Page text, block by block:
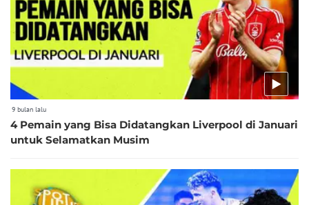
9 bulan lalu
4 Pemain yang Bisa Didatangkan Liverpool di Januari
untuk Selamatkan Musim